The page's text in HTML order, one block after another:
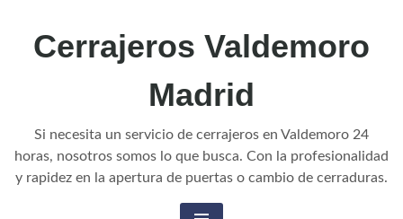
Cerrajeros Valdemoro
Madrid
Si necesita un servicio de cerrajeros en Valdemoro 24
horas, nosotros somos lo que busca. Con la profesionalidad
y rapidez en la apertura de puertas o cambio de cerraduras.